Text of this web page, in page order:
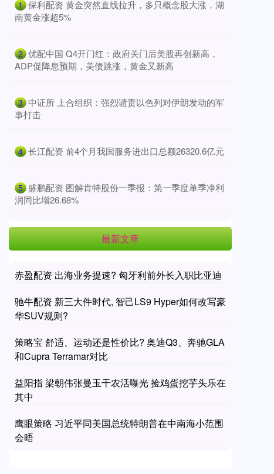
1 ​保利配资 黄金突然直线拉升，多只概念股大涨，湖
南黄金涨超5%
2 ​优配中国 Q4开门红：政府关门后美股再创新高，
ADP促降息预期，美债跳涨，黄金又新高
3 ​中证所 上合组织：强烈谴责以色列对伊朗发动的军
事打击
4 ​长江配资 前4个月我国服务进出口总额26320.6亿元
5 ​盛鹏配资 图解肯特股份一季报：第一季度单季净利
润同比增26.68%
最新文章
赤盈配资 出海业务提速? 匈牙利前外长入职比亚迪
驰牛配资 新三大件时代, 智己LS9 Hyper如何改写豪
华SUV规则?
策略宝 舒适、运动还是性价比? 奥迪Q3、奔驰GLA
和Cupra Terramar对比
益阳指 梁朝伟张曼玉干农活曝光 捡鸡蛋挖芋头乐在
其中
鹰眼策略 习近平同美国总统特朗普在中南海小范围
会晤